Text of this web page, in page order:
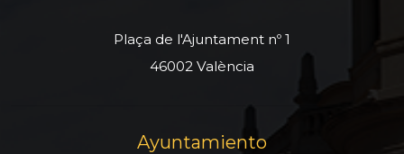
Plaça de l'Ajuntament nº 1
46002 València
Ayuntamiento